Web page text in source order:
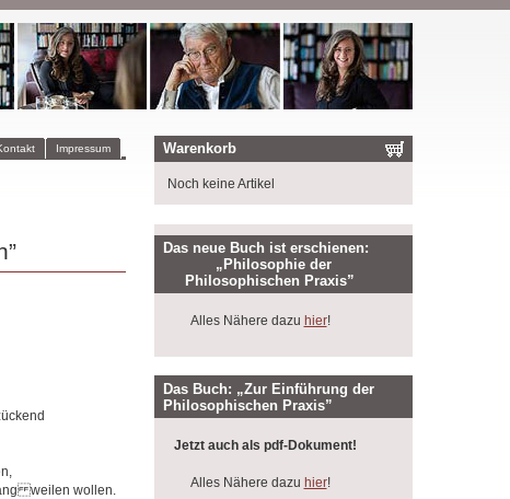
Impressum
weilen wollen.
Warenkorb
Noch keine Artikel
Das neue Buch ist erschienen:
„Philosophie der
Philosophischen Praxis”
Alles Nähere dazu hier!
Das Buch: „Zur Einführung der
Philosophischen Praxis”
Jetzt auch als pdf-Dokument!
Alles Nähere dazu hier!